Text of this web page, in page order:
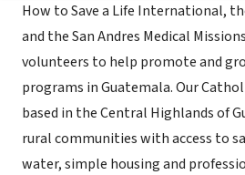
How to Save a Life International,
and the San Andres Medical
volunteers to help promote and
programs in Guatemala. Our
based in the Central Highlands of
rural communities with access to
water, simple housing and